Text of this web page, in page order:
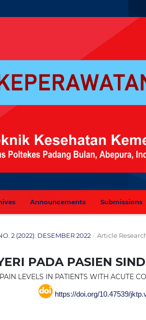
Announcements Submissions
2 (2022): DESEMBER 2022 / Article
PADA PASIEN
LEVELS IN PATIENTS WITH ACUTE
https://doi.org/10.47539/